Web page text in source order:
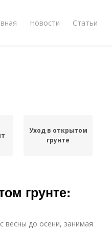
Новости Статьи
Уход в открытом
грунте
грунте:
весны до осени, занимая